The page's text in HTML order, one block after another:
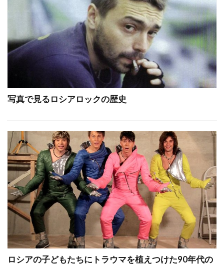
写真で見るロシアロックの歴史
ロシアの子どもたちにトラウマを植えつけた90年代の